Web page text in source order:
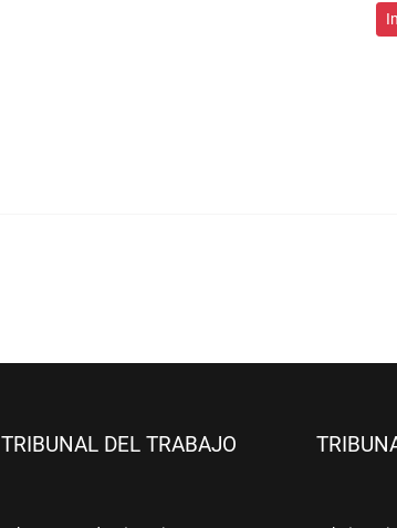
TRIBUNAL DEL TRABAJO